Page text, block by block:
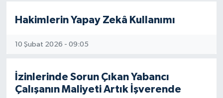
Hakimlerin Yapay Zekâ Kullanımı
10 Şubat 2026 - 09:05
İzinlerinde Sorun Çıkan Yabancı
Çalışanın Maliyeti Artık İşverende